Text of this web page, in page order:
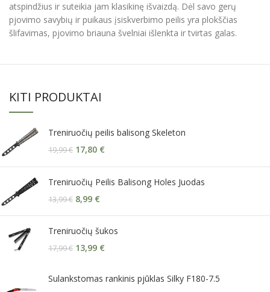
atspindžius ir suteikia jam klasikinę išvaizdą. Dėl savo gerų
pjovimo savybių ir puikaus įsiskverbimo peilis yra plokščias
šlifavimas, pjovimo briauna švelniai išlenkta ir tvirtas galas.
KITI PRODUKTAI
Treniruočių peilis balisong Skeleton
19,99€ 17,80 €
Treniruočių Peilis Balisong Holes Juodas
13,99€ 8,99 €
Treniruočių šukos
17,99€ 13,99 €
Sulankstomas rankinis pjūklas Silky F180-7.5